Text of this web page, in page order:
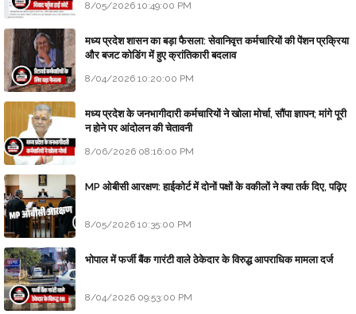
8/05/2026 10:49:00 PM
मध्य प्रदेश शासन का बड़ा फैसला: सेवानिवृत्त कर्मचारियों की पेंशन प्रक्रिया
और बजट कोडिंग में हुए क्रांतिकारी बदलाव
8/04/2026 10:20:00 PM
मध्य प्रदेश के जनभागीदारी कर्मचारियों ने खोला मोर्चा, सौंपा ज्ञापन; मांगे पूरी
न होने पर आंदोलन की चेतावनी
8/06/2026 08:16:00 PM
MP ओबीसी आरक्षण: हाईकोर्ट में दोनों पक्षों के वकीलों ने क्या तर्क दिए, पढ़िए
8/05/2026 10:35:00 PM
भोपाल में फर्जी बैंक गारंटी वाले ठेकेदार के विरुद्ध आपराधिक मामला दर्ज
8/04/2026 09:53:00 PM